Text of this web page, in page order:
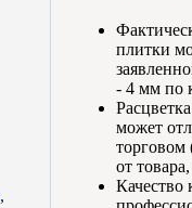
,
плитки
- 4 мм по
может
торговом
от
Качество